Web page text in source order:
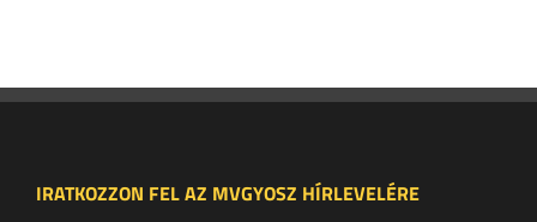
IRATKOZZON FEL AZ MVGYOSZ HÍRLEVELÉRE